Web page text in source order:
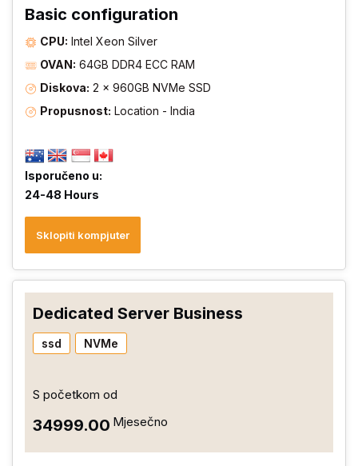
Basic configuration
CPU: Intel Xeon Silver
OVAN: 64GB DDR4 ECC RAM
Diskova: 2 × 960GB NVMe SSD
Propusnost: Location - India
Isporučeno u:
24-48 Hours
Sklopiti kompjuter
Dedicated Server Business
ssd NVMe
S početkom od
₹34999.00 Mjesečno